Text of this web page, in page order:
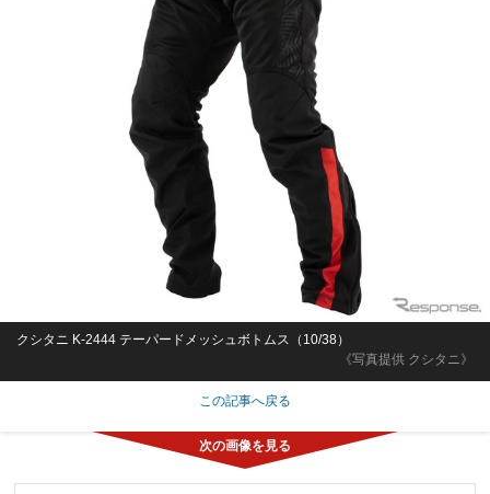
《写真提供 クシタニ》
クシタニ K-2444 テーパードメッシュボトムス（10/38）
この記事へ戻る